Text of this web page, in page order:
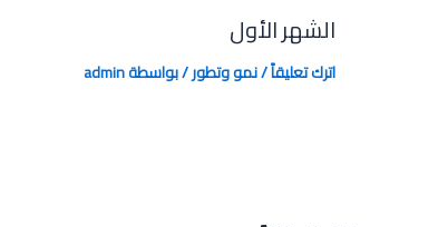
الشهر الأول
اترك تعليقاً/نمو وتطور/ بواسطةadmin